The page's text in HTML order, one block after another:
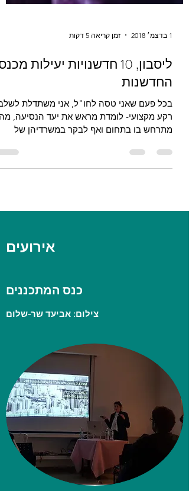
1 בדצמ׳ 2018 זמן קריאה 5 דקות
ליסבון, 10 חדשנויות יעילות
החדשנות
בכל פעם שאני טסה לחו"ל, אני משתדלת
אירועים
כנס המתכננים
צילום: אביעד שר-שלום